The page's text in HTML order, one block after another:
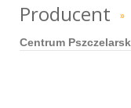
Producent »
Centrum